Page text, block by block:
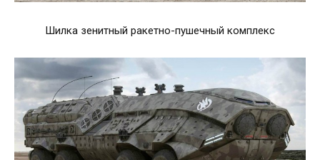
Шилка зенитный ракетно-пушечный комплекс